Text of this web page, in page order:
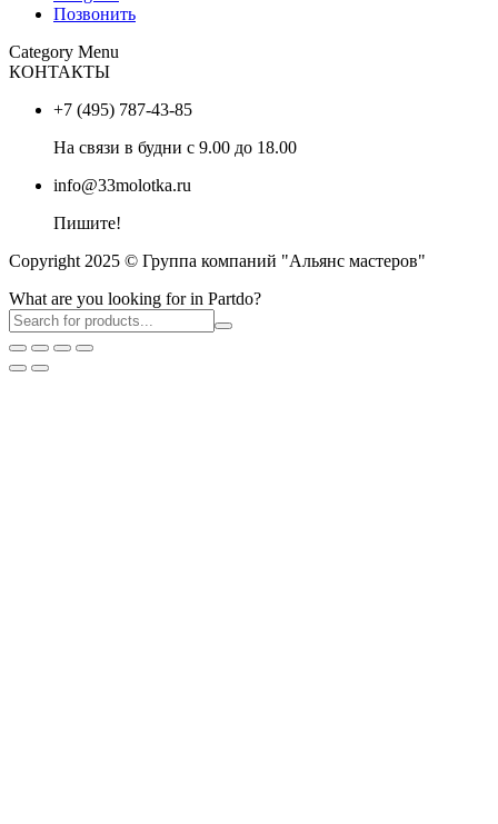
Позвонить
Category Menu
КОНТАКТЫ
+7 (495) 787-43-85
На связи в будни с 9.00 до 18.00
info@33molotka.ru
Пишите!
Copyright 2025 © Группа компаний "Альянс мастеров"
What are you looking for in Partdo?